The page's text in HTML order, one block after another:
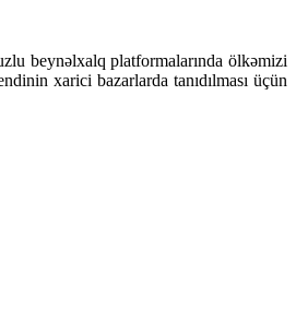
beynəlxalq platformalarında ölkəmizi
xarici bazarlarda tanıdılması üçün